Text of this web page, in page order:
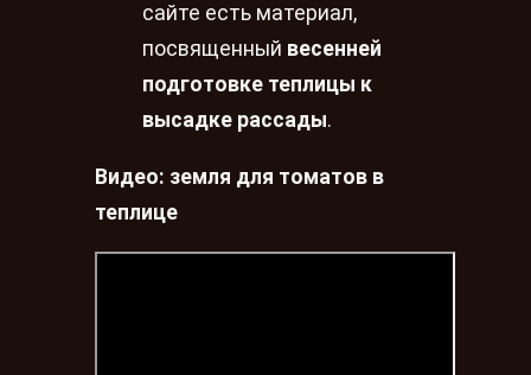
сайте есть материал,
посвященный весенней
подготовке теплицы к
высадке рассады.
Видео: земля для томатов в
теплице